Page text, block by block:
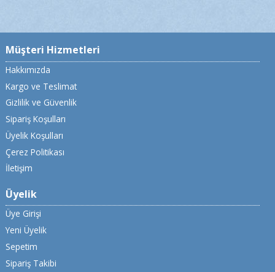
Müşteri Hizmetleri
Hakkımızda
Kargo ve Teslimat
Gizlilik ve Güvenlik
Sipariş Koşulları
Üyelik Koşulları
Çerez Politikası
İletişim
Üyelik
Üye Girişi
Yeni Üyelik
Sepetim
Sipariş Takibi